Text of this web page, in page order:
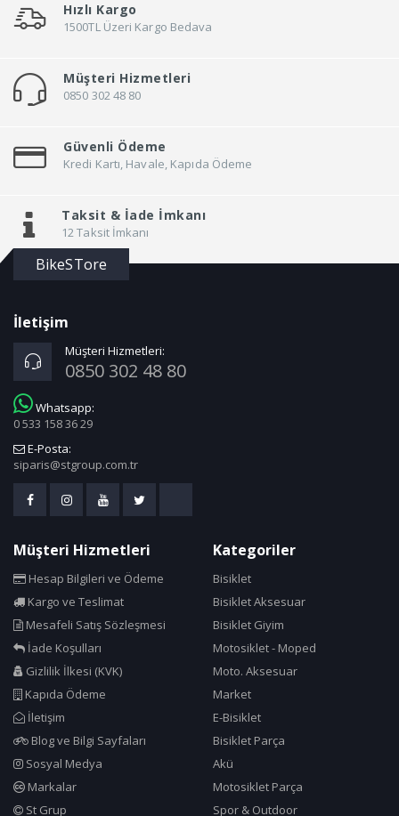
Hızlı Kargo
1500TL Üzeri Kargo Bedava
Müşteri Hizmetleri
0850 302 48 80
Güvenli Ödeme
Kredi Kartı, Havale, Kapıda Ödeme
Taksit & İade İmkanı
12 Taksit İmkanı
BikeSTore
İletişim
Müşteri Hizmetleri:
0850 302 48 80
Whatsapp:
0 533 158 36 29
E-Posta:
siparis@stgroup.com.tr
Müşteri Hizmetleri
Hesap Bilgileri ve Ödeme
Kargo ve Teslimat
Mesafeli Satış Sözleşmesi
İade Koşulları
Gizlilik İlkesi (KVK)
Kapıda Ödeme
İletişim
Blog ve Bilgi Sayfaları
Sosyal Medya
Markalar
St Grup
Kategoriler
Bisiklet
Bisiklet Aksesuar
Bisiklet Giyim
Motosiklet - Moped
Moto. Aksesuar
Market
E-Bisiklet
Bisiklet Parça
Akü
Motosiklet Parça
Spor & Outdoor